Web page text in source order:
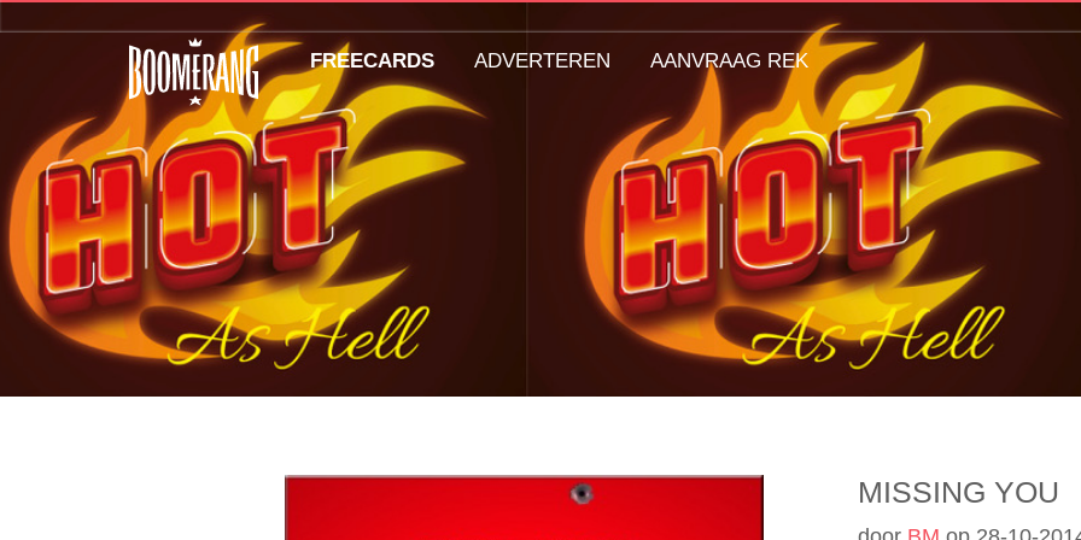
MISSING YOU
FREECARDS ADVERTEREN AANVRAAG REK